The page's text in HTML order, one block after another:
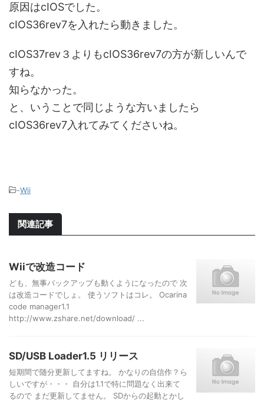
原因はcIOSでした。
cIOS36rev7を入れたら動きました。
cIOS37rev３よりもcIOS36rev7の方が新しいんで
すね。
知らなかった。
と、いうことで同じような方いましたら
cIOS36rev7入れてみてくださいね。
-Wii
関連記事
Wiiで改造コード
ども、無事バックアップも動くようになったので 次
は改造コードでしょ。 使うソフトはコレ。 Ocarina
code manager1.1
http://www.zshare.net/download/ ...
SD/USB Loader1.5 リリース
短期間で随分更新してますね。 かなりの自信作？ら
しいですが・・・ 自分は1.1で特に問題なく出来て
るので まだ更新してません。 SDからの起動とかし